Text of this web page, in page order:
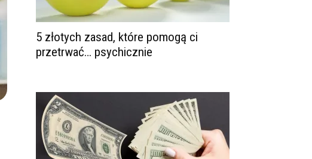
5 złotych zasad, które pomogą ci
przetrwać… psychicznie